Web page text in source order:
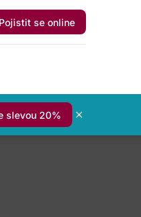
Pojistit se online
slevou 20%